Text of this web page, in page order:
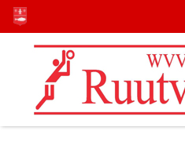
hoofd
Spring
voettekst